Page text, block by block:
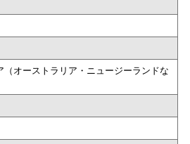
（オーストラリア・ニュージーランドな